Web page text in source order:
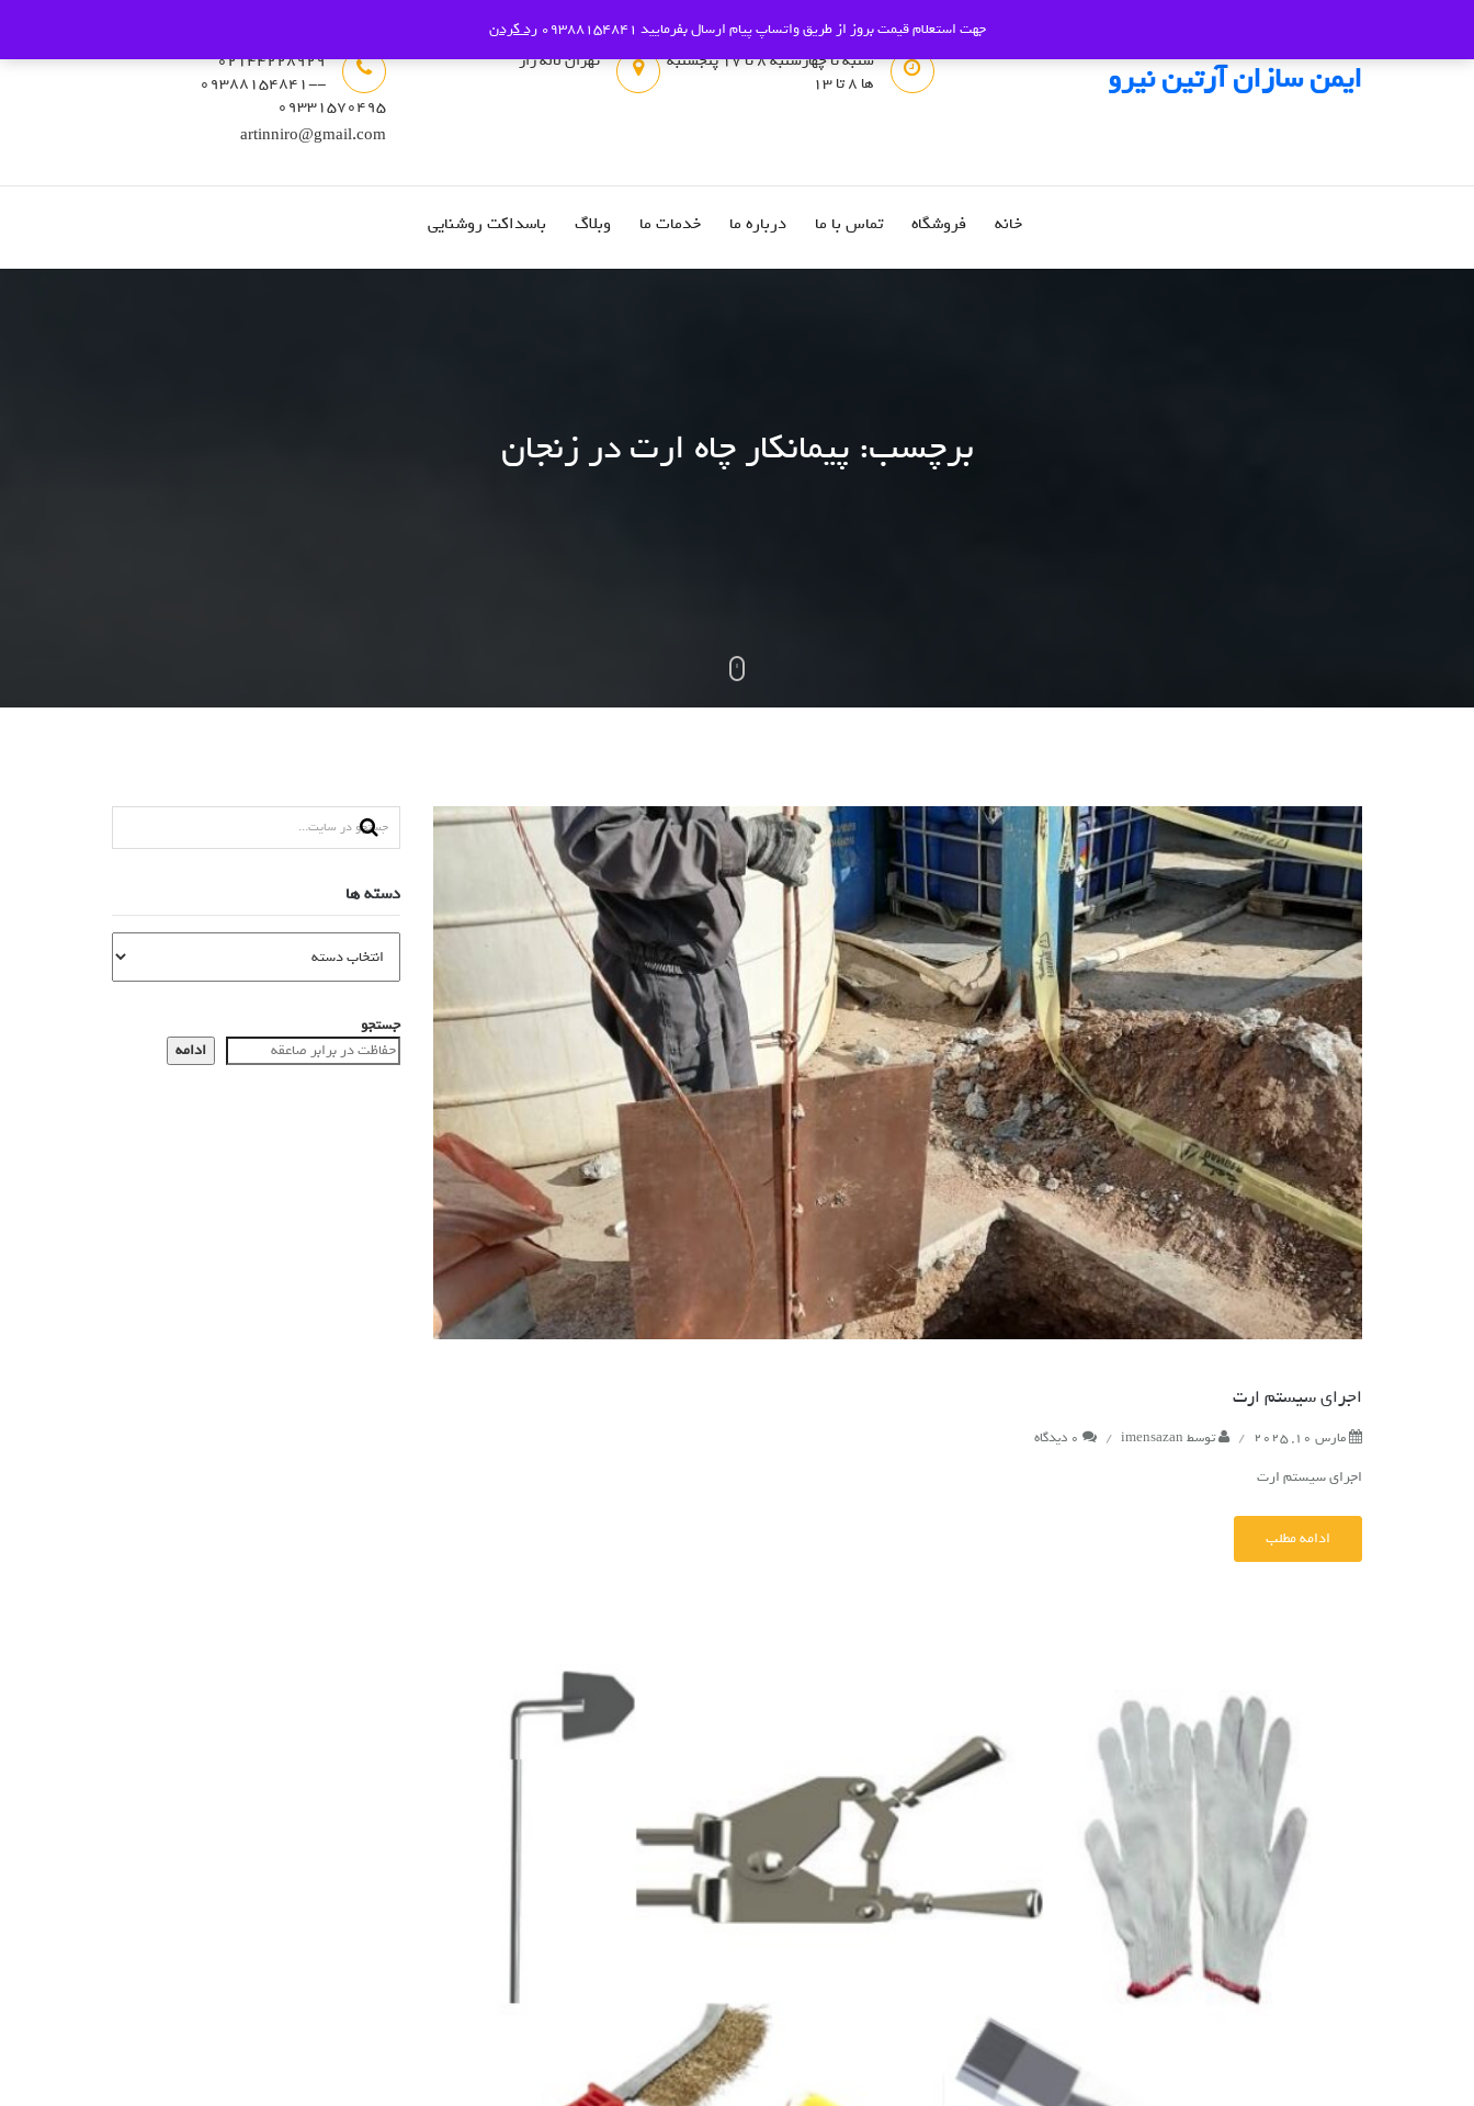
ایمن سازان آرتین نیرو
02144228929
-09388154841-
09331570495
artinniro@gmail.com
تهران لاله زار
شنبه تا چهارشنبه 8 تا 17 پنجشنبه
ها 8 تا 13
خانه فروشگاه تماس با ما درباره ما خدمات ما وبلاگ باسداکت روشنایی
برچسب: پیمانکار چاه ارت در زنجان
اجرای سیستم ارت
مارس 10, 2025 / توسط imensazan
/
اجرای سیستم ارت
ادامه مطلب
دسته ها
جستجو
ادامه
جهت استعلام قیمت بروز از طریق واتساپ پیام ارسال بفرمایید 09388154841 رد کردن